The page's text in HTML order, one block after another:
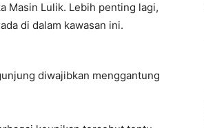
Masin Lulik. Lebih penting lagi,
di dalam kawasan ini.
diwajibkan menggantung